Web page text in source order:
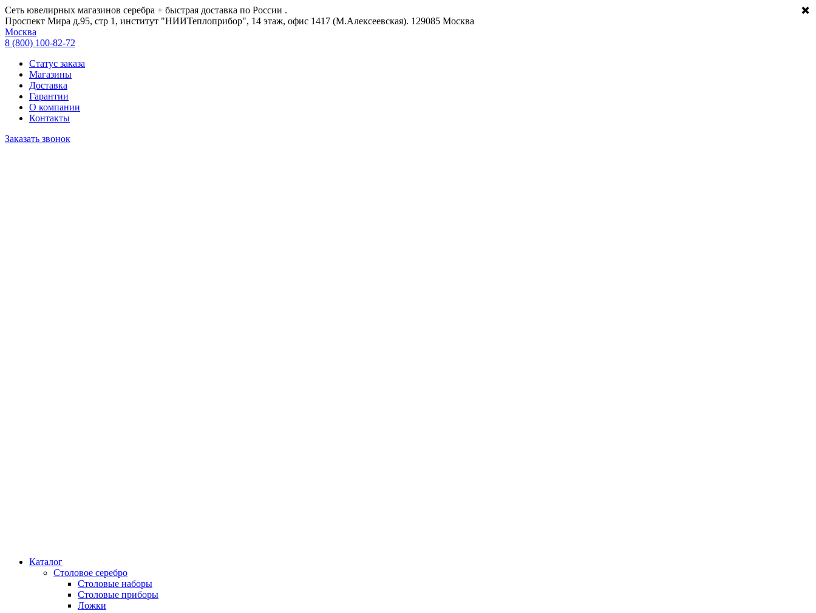
Сеть ювелирных магазинов серебра + быстрая доставка по России .
Проспект Мира д.95, стр 1, институт "НИИТеплоприбор", 14 этаж, офис 1417 (М.Алексеевская). 129085 Москва
Москва
8 (800) 100-82-72
Статус заказа
Магазины
Доставка
Гарантии
О компании
Контакты
Заказать звонок
Каталог
Столовое серебро
Столовые наборы
Столовые приборы
Ложки